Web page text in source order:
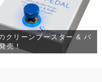
クリーンブースター & バ
売！